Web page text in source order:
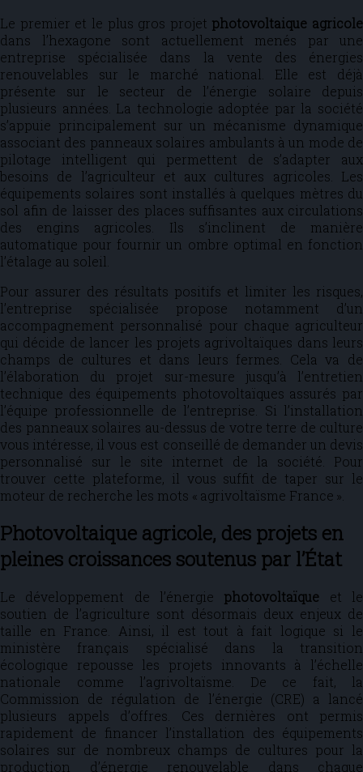
Le premier et le plus gros projet photovoltaique agricole
dans l’hexagone sont actuellement menés par une
entreprise spécialisée dans la vente des énergies
renouvelables sur le marché national. Elle est déjà
présente sur le secteur de l’énergie solaire depuis
plusieurs années. La technologie adoptée par la société
s’appuie principalement sur un mécanisme dynamique
associant des panneaux solaires ambulants à un mode de
pilotage intelligent qui permettent de s’adapter aux
besoins de l’agriculteur et aux cultures agricoles. Les
équipements solaires sont installés à quelques mètres du
sol afin de laisser des places suffisantes aux circulations
des engins agricoles. Ils s’inclinent de manière
automatique pour fournir un ombre optimal en fonction
l’étalage au soleil.
Pour assurer des résultats positifs et limiter les risques,
l’entreprise spécialisée propose notamment d’un
accompagnement personnalisé pour chaque agriculteur
qui décide de lancer les projets agrivoltaïques dans leurs
champs de cultures et dans leurs fermes. Cela va de
l’élaboration du projet sur-mesure jusqu’à l’entretien
technique des équipements photovoltaïques assurés par
l’équipe professionnelle de l’entreprise. Si l’installation
des panneaux solaires au-dessus de votre terre de culture
vous intéresse, il vous est conseillé de demander un devis
personnalisé sur le site internet de la société. Pour
trouver cette plateforme, il vous suffit de taper sur le
moteur de recherche les mots « agrivoltaïsme France ».
Photovoltaique agricole, des projets en
pleines croissances soutenus par l’État
Le développement de l’énergie photovoltaïque et le
soutien de l’agriculture sont désormais deux enjeux de
taille en France. Ainsi, il est tout à fait logique si le
ministère français spécialisé dans la transition
écologique repousse les projets innovants à l’échelle
nationale comme l’agrivoltaïsme. De ce fait, la
Commission de régulation de l’énergie (CRE) a lancé
plusieurs appels d’offres. Ces dernières ont permis
rapidement de financer l’installation des équipements
solaires sur de nombreux champs de cultures pour la
production d’énergie renouvelable dans chaque